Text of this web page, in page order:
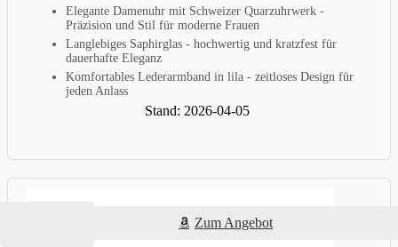
Zum Angebot
Zum Angebot
Zum Angebot
Zum Angebot
Zum Angebot
Zum Angebot
Zum Angebot
Zum Angebot
Zum Angebot
Zum Angebot
Zum Angebot
Zum Angebot
Zum Angebot
Elegante Damenuhr mit Schweizer Quarzuhrwerk -
Präzision und Stil für moderne Frauen
Langlebiges Saphirglas - hochwertig und kratzfest für
dauerhafte Eleganz
Komfortables Lederarmband in lila - zeitloses Design für
jeden Anlass
Zum Angebot
Stand: 2026-04-05
Zum Angebot